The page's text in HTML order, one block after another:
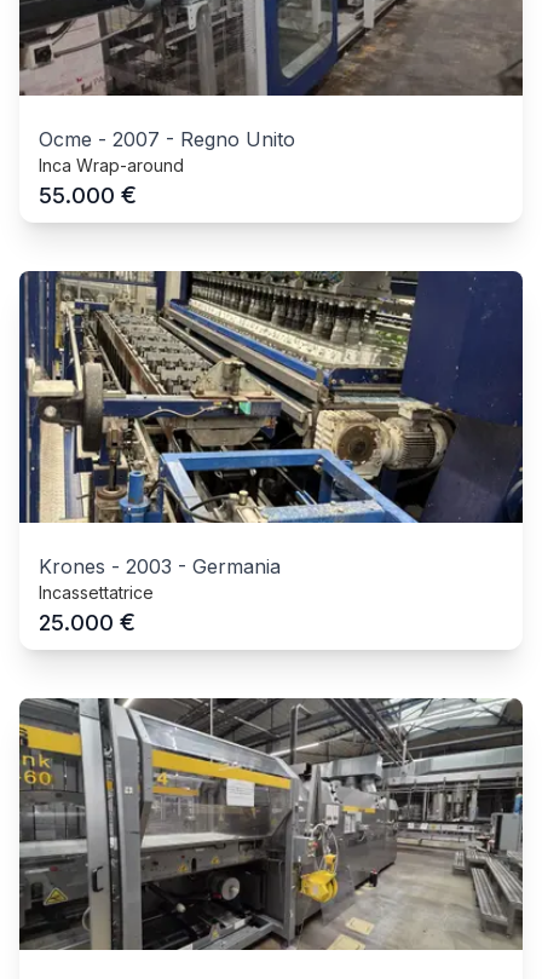
Ocme - 2007 - Regno Unito
Inca Wrap-around
55.000 €
Krones - 2003 - Germania
Incassettatrice
25.000 €